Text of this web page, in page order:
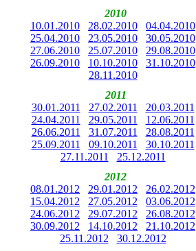
2010
10.01.2010
28.02.2010
04.04.2010
25.04.2010
23.05.2010
30.05.2010
27.06.2010
25.07.2010
29.08.2010
26.09.2010
10.10.2010
31.10.2010
28.11.2010
2011
30.01.2011
27.02.2011
20.03.2011
24.04.2011
29.05.2011
12.06.2011
26.06.2011
31.07.2011
28.08.2011
25.09.2011
09.10.2011
30.10.2011
27.11.2011
25.12.2011
2012
08.01.2012
29.01.2012
26.02.2012
15.04.2012
27.05.2012
03.06.2012
24.06.2012
29.07.2012
26.08.2012
30.09.2012
14.10.2012
21.10.2012
25.11.2012
30.12.2012